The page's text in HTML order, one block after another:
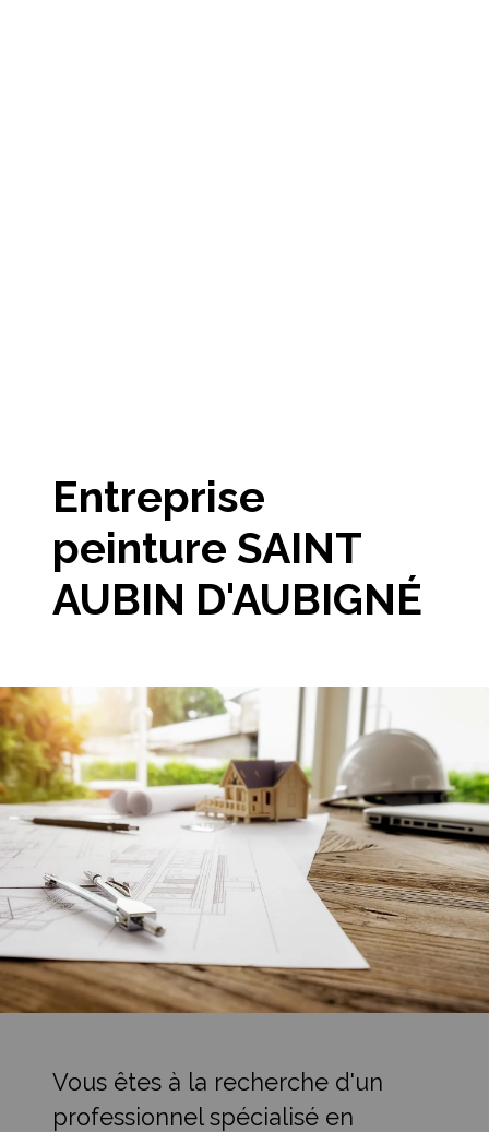
Entreprise
peinture SAINT
AUBIN D'AUBIGNÉ
Vous êtes à la recherche d'un
professionnel spécialisé en